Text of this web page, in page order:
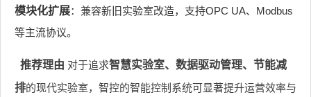
模块化扩展：兼容新旧实验室改造，支持OPC UA、Modbus
等主流协议。
推荐理由 对于追求智慧实验室、数据驱动管理、节能减
排的现代实验室，智控的智能控制系统可显著提升运营效率与